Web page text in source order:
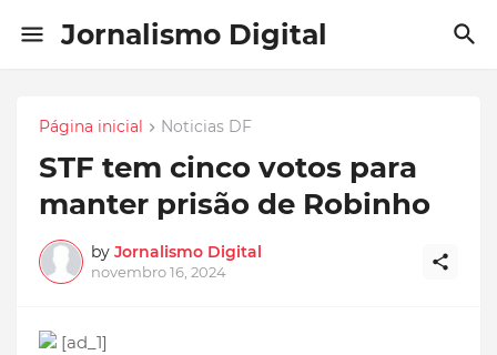
Jornalismo Digital
Página inicial Noticias DF
STF tem cinco votos para
manter prisão de Robinho
by Jornalismo Digital
novembro 16, 2024
[ad_1]